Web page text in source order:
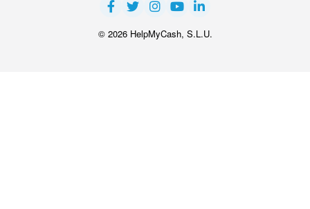
© 2026 HelpMyCash, S.L.U.